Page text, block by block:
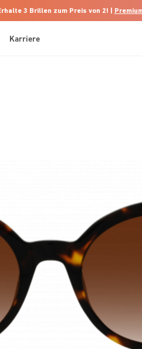
3 Brillen zum Preis von 2! |
Karriere